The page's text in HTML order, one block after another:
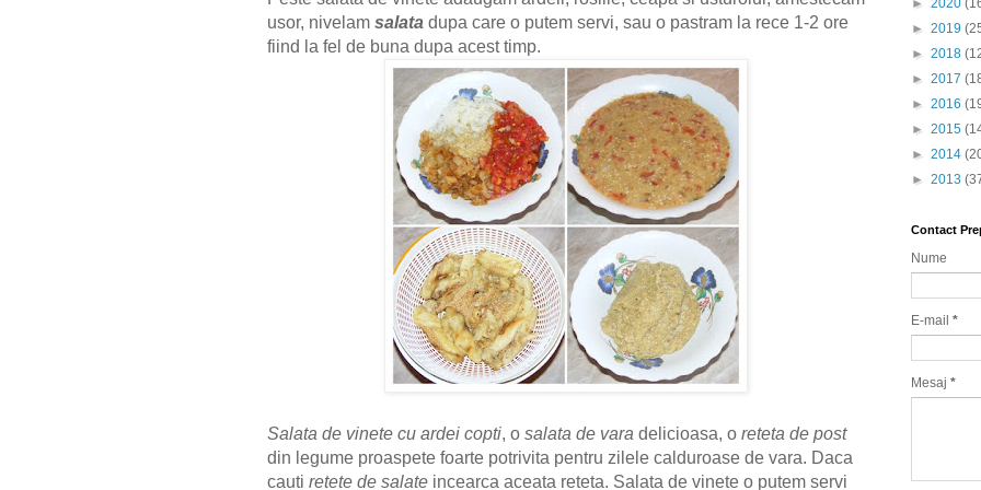
usor, nivelam salata dupa care o putem servi, sau o pastram la rece 1-2 ore
fiind la fel de buna dupa acest timp.
Salata de vinete cu ardei copti, o salata de vara delicioasa, o reteta de post
din legume proaspete foarte potrivita pentru zilele calduroase de vara. Daca
cauti retete de salate incearca aceata reteta. Salata de vinete o putem servi
► 2020
► 2019
► 2018
► 2017
► 2016
► 2015
► 2014
► 2013
Contact
Nume
E-mail *
Mesaj *